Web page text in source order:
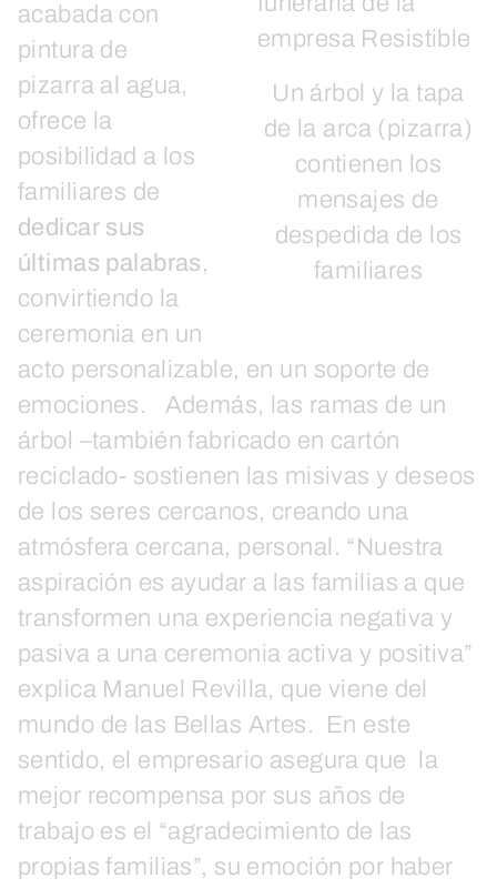
Un árbol y la tapa
de la arca (pizarra)
contienen los
mensajes de
despedida de los
familiares
acabada con
pintura de
pizarra al agua,
ofrece la
posibilidad a los
familiares de
dedicar sus
últimas palabras,
convirtiendo la
ceremonia en un
acto personalizable, en un soporte de
emociones. Además, las ramas de un
árbol –también fabricado en cartón
reciclado- sostienen las misivas y deseos
de los seres cercanos, creando una
atmósfera cercana, personal. “Nuestra
aspiración es ayudar a las familias a que
transformen una experiencia negativa y
pasiva a una ceremonia activa y positiva”
explica Manuel Revilla, que viene del
mundo de las Bellas Artes. En este
sentido, el empresario asegura que la
mejor recompensa por sus años de
trabajo es el “agradecimiento de las
propias familias”, su emoción por haber